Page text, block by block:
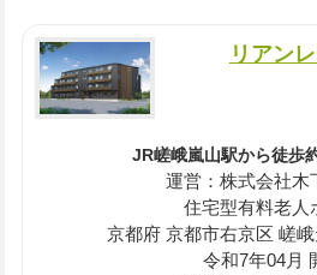
リアン
JR嵯峨嵐山駅から徒歩
運営：株式会社木
住宅型有料老人
京都府 京都市右京区 嵯
令和7年04月